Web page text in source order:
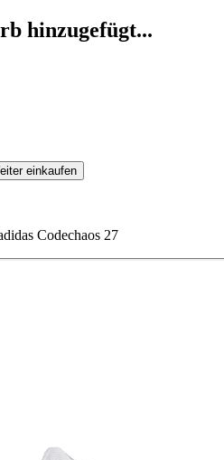
hinzugefügt...
einkaufen
Codechaos 27